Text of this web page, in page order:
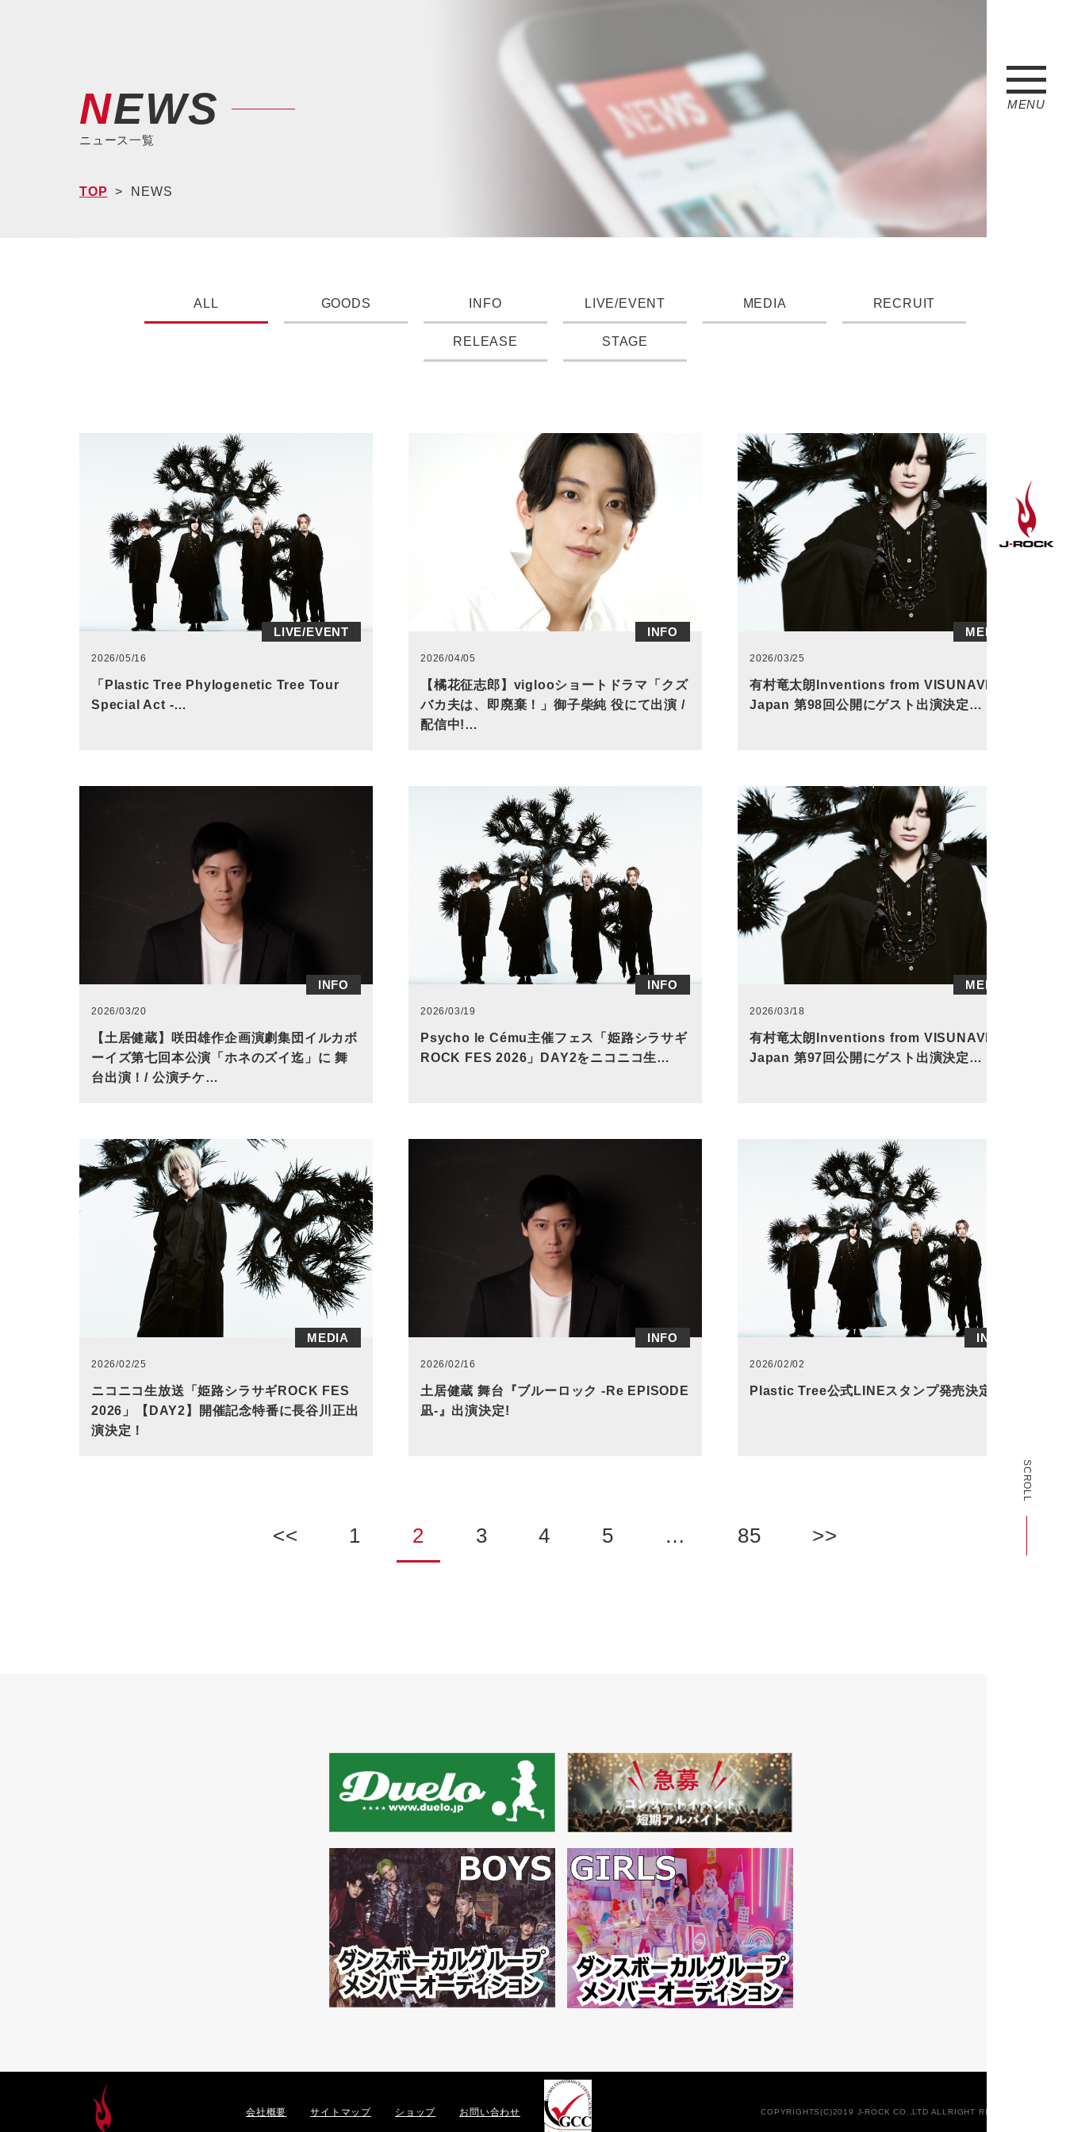
MENU
SCROLL
NEWS
ニュース一覧
TOP NEWS
ALL GOODS INFO LIVE/EVENT MEDIA RECRUIT
RELEASE STAGE
LIVE/EVENT
2026/05/16
「Plastic Tree Phylogenetic Tree Tour
Special Act -…
INFO
2026/04/05
【橘花征志郎】viglooショートドラマ「クズ
バカ夫は、即廃棄！」御子柴純 役にて出演 /
配信中!…
MEDIA
2026/03/25
有村竜太朗Inventions from VISUNAVI
Japan 第98回公開にゲスト出演決定…
INFO
2026/03/20
【土居健蔵】咲田雄作企画演劇集団イルカボ
ーイズ第七回本公演「ホネのズイ迄」に 舞
台出演！/ 公演チケ…
INFO
2026/03/19
Psycho le Cému主催フェス「姫路シラサギ
ROCK FES 2026」DAY2をニコニコ生…
MEDIA
2026/03/18
有村竜太朗Inventions from VISUNAVI
Japan 第97回公開にゲスト出演決定…
MEDIA
2026/02/25
ニコニコ生放送「姫路シラサギROCK FES
2026」【DAY2】開催記念特番に長谷川正出
演決定！
INFO
2026/02/16
土居健蔵 舞台『ブルーロック -Re EPISODE
凪-』出演決定!
INFO
2026/02/02
Plastic Tree公式LINEスタンプ発売決定！
<< 1 2 3 4 5 … 85 >>
会社概要 サイトマップ ショップ お問い合わせ COPYRIGHTS(C)2019 J-ROCK CO.,LTD ALLRIGHT RESERVED.